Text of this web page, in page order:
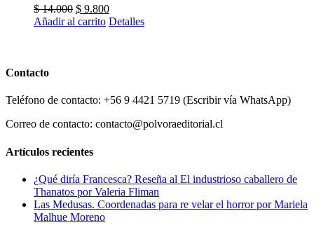
$14.000 El
precio
$ 9.800El
precio
Añadir al carrito Detalles
Contacto
Teléfono de contacto: +56 9 4421 5719 (Escribir vía WhatsApp)
Correo de contacto: contacto@polvoraeditorial.cl
Artículos recientes
¿Qué diría Francesca? Reseña al El industrioso caballero de
Thanatos por Valeria Fliman
Las Medusas. Coordenadas para re velar el horror por Mariela
Malhue Moreno